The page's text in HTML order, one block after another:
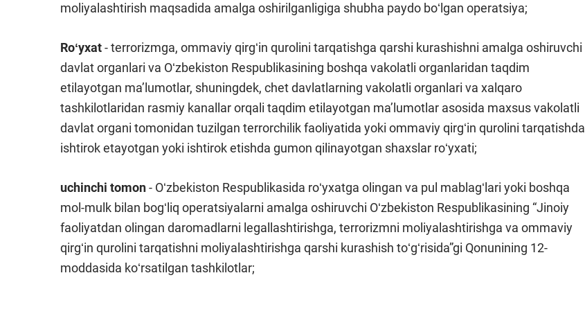
moliyalashtirish maqsadida amalga oshirilganligiga shubha paydo boʻlgan operatsiya;
Roʻyxat- terrorizmga, ommaviy qirgʻin qurolini tarqatishga qarshi kurashishni amalga oshiruvchi
davlat organlari va Oʻzbekiston Respublikasining boshqa vakolatli organlaridan taqdim
etilayotgan maʼlumotlar, shuningdek, chet davlatlarning vakolatli organlari va xalqaro
tashkilotlaridan rasmiy kanallar orqali taqdim etilayotgan maʼlumotlar asosida maxsus vakolatli
davlat organi tomonidan tuzilgan terrorchilik faoliyatida yoki ommaviy qirgʻin qurolini tarqatishda
ishtirok etayotgan yoki ishtirok etishda gumon qilinayotgan shaxslar roʻyxati;
uchinchi tomon- Oʻzbekiston Respublikasida roʻyxatga olingan va pul mablagʻlari yoki boshqa
mol-mulk bilan bogʻliq operatsiyalarni amalga oshiruvchi Oʻzbekiston Respublikasining “Jinoiy
faoliyatdan olingan daromadlarni legallashtirishga, terrorizmni moliyalashtirishga va ommaviy
qirgʻin qurolini tarqatishni moliyalashtirishga qarshi kurashish toʻgʻrisida”gi Qonunining 12-
moddasida koʻrsatilgan tashkilotlar;